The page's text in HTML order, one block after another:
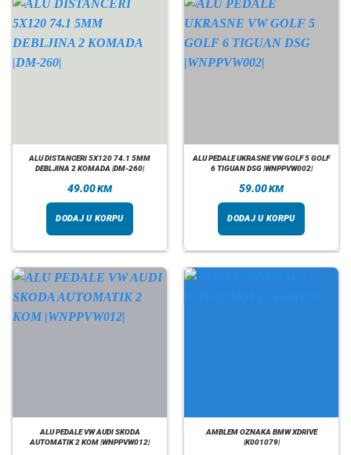
ALU DISTANCERI 5X120 74.1 5MM
DEBLJINA 2 KOMADA |DM-260|
49.00KM
DODAJ U KORPU
ALU PEDALE UKRASNE VW GOLF 5 GOLF
6 TIGUAN DSG |WNPPVW002|
59.00KM
DODAJ U KORPU
ALU PEDALE VW AUDI SKODA
AUTOMATIK 2 KOM |WNPPVW012|
AMBLEM OZNAKA BMW XDRIVE
|K001079|